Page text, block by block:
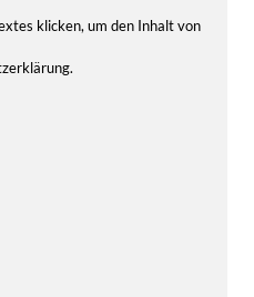
klicken, um den Inhalt von